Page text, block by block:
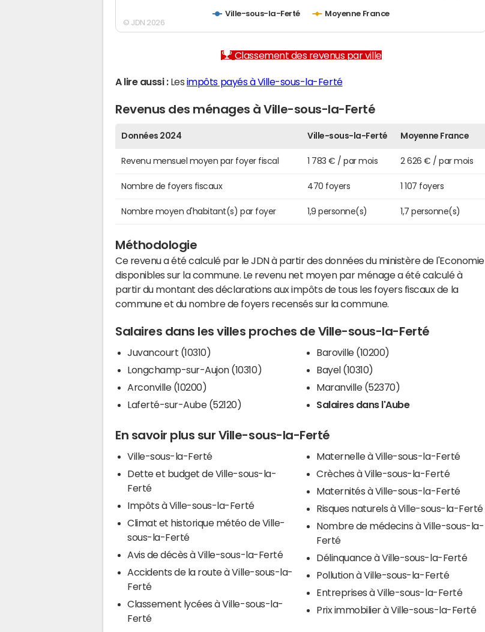
Ville-sous-la-Ferté Moyenne France
© JDN 2026
Classement des revenus par ville
A lire aussi :Les impôts payés à Ville-sous-la-Ferté
Revenus des ménages à Ville-sous-la-Ferté
Données 2024 Ville-sous-la-Ferté Moyenne France
Revenu mensuel moyen par foyer fiscal 1 783 € / par mois 2 626 € / par mois
Nombre de foyers fiscaux 470 foyers 1 107 foyers
Nombre moyen d'habitant(s) par foyer 1,9 personne(s) 1,7 personne(s)
Méthodologie
Ce revenu a été calculé par le JDN à partir des données du ministère de l'Economie
disponibles sur la commune. Le revenu net moyen par ménage a été calculé à
partir du montant des déclarations aux impôts de tous les foyers fiscaux de la
commune et du nombre de foyers recensés sur la commune.
Salaires dans les villes proches de Ville-sous-la-Ferté
Juvancourt (10310)
Longchamp-sur-Aujon (10310)
Arconville (10200)
Laferté-sur-Aube (52120)
Baroville (10200)
Bayel (10310)
Maranville (52370)
Salaires dans l'Aube
En savoir plus sur Ville-sous-la-Ferté
Ville-sous-la-Ferté
Dette et budget de Ville-sous-la-
Ferté
Impôts à Ville-sous-la-Ferté
Climat et historique météo de Ville-
sous-la-Ferté
Avis de décès à Ville-sous-la-Ferté
Accidents de la route à Ville-sous-la-
Ferté
Classement lycées à Ville-sous-la-
Ferté
Maternelle à Ville-sous-la-Ferté
Crèches à Ville-sous-la-Ferté
Maternités à Ville-sous-la-Ferté
Risques naturels à Ville-sous-la-Ferté
Nombre de médecins à Ville-sous-la-
Ferté
Délinquance à Ville-sous-la-Ferté
Pollution à Ville-sous-la-Ferté
Entreprises à Ville-sous-la-Ferté
Prix immobilier à Ville-sous-la-Ferté